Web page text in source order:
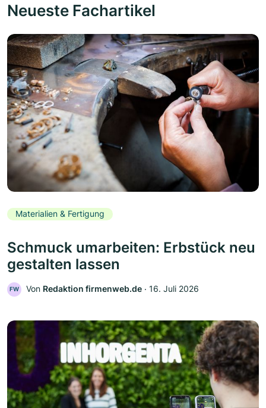
Neueste Fachartikel
Materialien & Fertigung
Schmuck umarbeiten: Erbstück neu
gestalten lassen
FW Von Redaktion firmenweb.de ‧ 16. Juli 2026